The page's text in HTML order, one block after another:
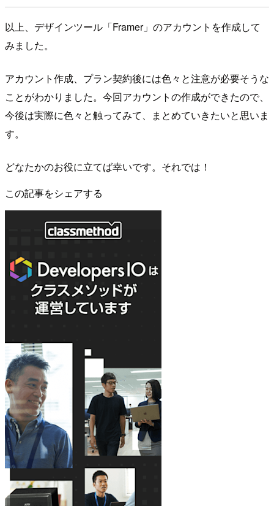
以上、デザインツール「Framer」のアカウントを作成して
みました。
アカウント作成、プラン契約後には色々と注意が必要そうな
ことがわかりました。今回アカウントの作成ができたので、
今後は実際に色々と触ってみて、まとめていきたいと思いま
す。
どなたかのお役に立てば幸いです。それでは！
この記事をシェアする